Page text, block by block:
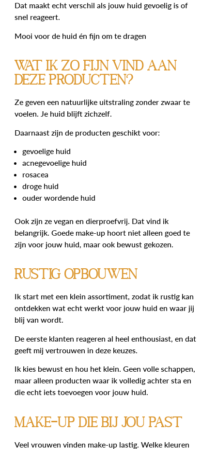
Dat maakt echt verschil als jouw huid gevoelig is of
snel reageert.
Mooi voor de huid én fijn om te dragen
Wat ik zo fijn vind aan
deze producten?
Ze geven een natuurlijke uitstraling zonder zwaar te
voelen. Je huid blijft zichzelf.
Daarnaast zijn de producten geschikt voor:
gevoelige huid
acnegevoelige huid
rosacea
droge huid
ouder wordende huid
Ook zijn ze vegan en dierproefvrij. Dat vind ik
belangrijk. Goede make-up hoort niet alleen goed te
zijn voor jouw huid, maar ook bewust gekozen.
Rustig opbouwen
Ik start met een klein assortiment, zodat ik rustig kan
ontdekken wat echt werkt voor jouw huid en waar jij
blij van wordt.
De eerste klanten reageren al heel enthousiast, en dat
geeft mij vertrouwen in deze keuzes.
Ik kies bewust en hou het klein. Geen volle schappen,
maar alleen producten waar ik volledig achter sta en
die echt iets toevoegen voor jouw huid.
Make-up die bij jou past
Veel vrouwen vinden make-up lastig. Welke kleuren